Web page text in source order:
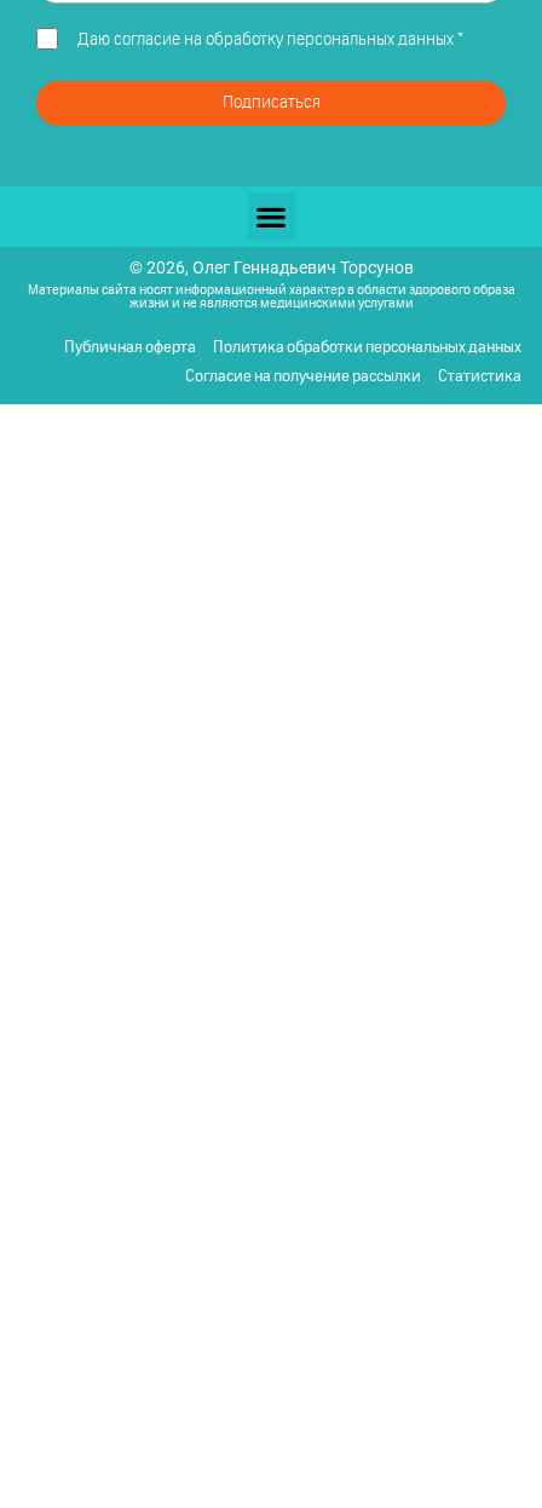
Даю согласие на обработку персональных данных*
Подписаться
© 2026, Олег Геннадьевич Торсунов
Материалы сайта носят информационный характер в области здорового образа
жизни и не являются медицинскими услугами
Публичная оферта
Политика обработки персональных данных
Согласие на получение рассылки
Статистика